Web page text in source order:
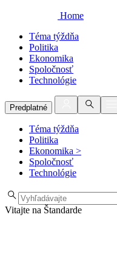
Home
Téma týždňa
Politika
Ekonomika
Spoločnosť
Technológie
Predplatné
Téma týždňa
Politika
Ekonomika >
Spoločnosť
Technológie
Vitajte na Štandarde